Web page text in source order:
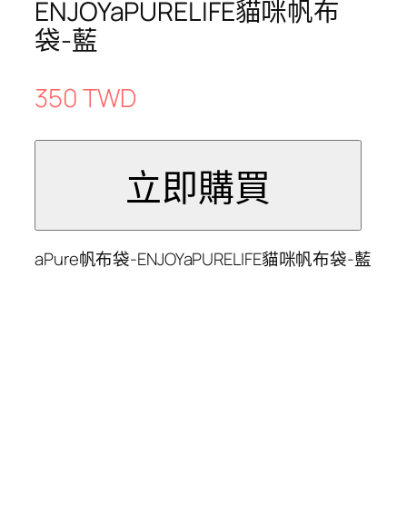
ENJOYaPURELIFE貓咪帆布
袋-藍
350 TWD
aPure帆布袋-ENJOYaPURELIFE貓咪帆布袋-藍